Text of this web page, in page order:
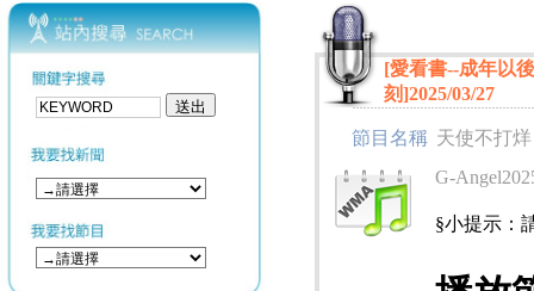
[愛看書--成年以
刻]2025/03/27
節目名稱 天使不打烊
G-
§小提示：